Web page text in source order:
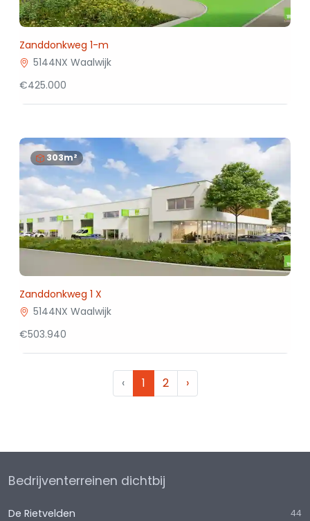
Zanddonkweg 1-m
5144NX Waalwijk
€425.000
303m²
Zanddonkweg 1 X
5144NX Waalwijk
€503.940
‹ 1 2 ›
Bedrijventerreinen dichtbij
De Rietvelden 44